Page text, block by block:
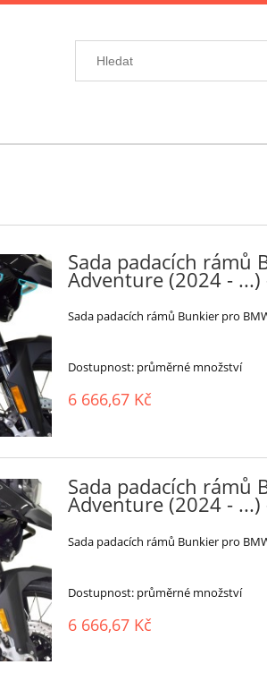
Sada padacích rámů
Adventure (2024 -
Sada padacích rámů Bunkier pro
Dostupnost: průměrné množství
6 666,67 Kč
Sada padacích rámů
Adventure (2024 -
Sada padacích rámů Bunkier pro
Dostupnost: průměrné množství
6 666,67 Kč